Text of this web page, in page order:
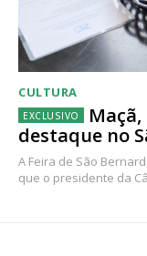
CULTURA
destaque no
A Feira de São
que o presidente da